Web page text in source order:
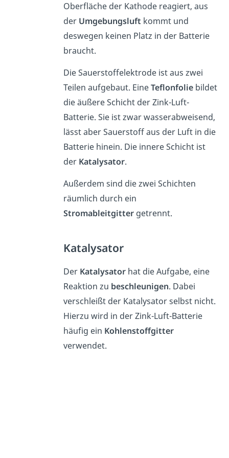
Oberfläche der Kathode reagiert, aus
der Umgebungsluft kommt und
deswegen keinen Platz in der Batterie
braucht.
Die Sauerstoffelektrode ist aus zwei
Teilen aufgebaut. EineTeflonfoliebildet
die äußere Schicht der Zink-Luft-
Batterie. Sie ist zwar wasserabweisend,
lässt aber Sauerstoff aus der Luft in die
Batterie hinein. Die innere Schicht ist
der Katalysator.
Außerdem sind die zwei Schichten
räumlich durch ein
Stromableitgittergetrennt.
Katalysator
Der Katalysatorhat die Aufgabe, eine
Reaktion zu beschleunigen. Dabei
verschleißt der Katalysator selbst nicht.
Hierzu wird in der Zink-Luft-Batterie
häufig ein Kohlenstoffgitter
verwendet.